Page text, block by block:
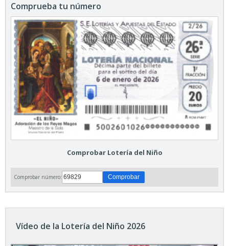
Comprueba tu número
Comprobar Lotería del Niño
Comprobar número:
Vídeo de la Lotería del Niño 2026